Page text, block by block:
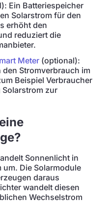
Ein Batteriespeicher
Solarstrom für den
erhöht den
reduziert die
Meter (optional):
den Stromverbrauch im
Beispiel Verbraucher
zur
Sonnenlicht in
Die Solarmodule
daraus
wandelt diesen
Wechselstrom